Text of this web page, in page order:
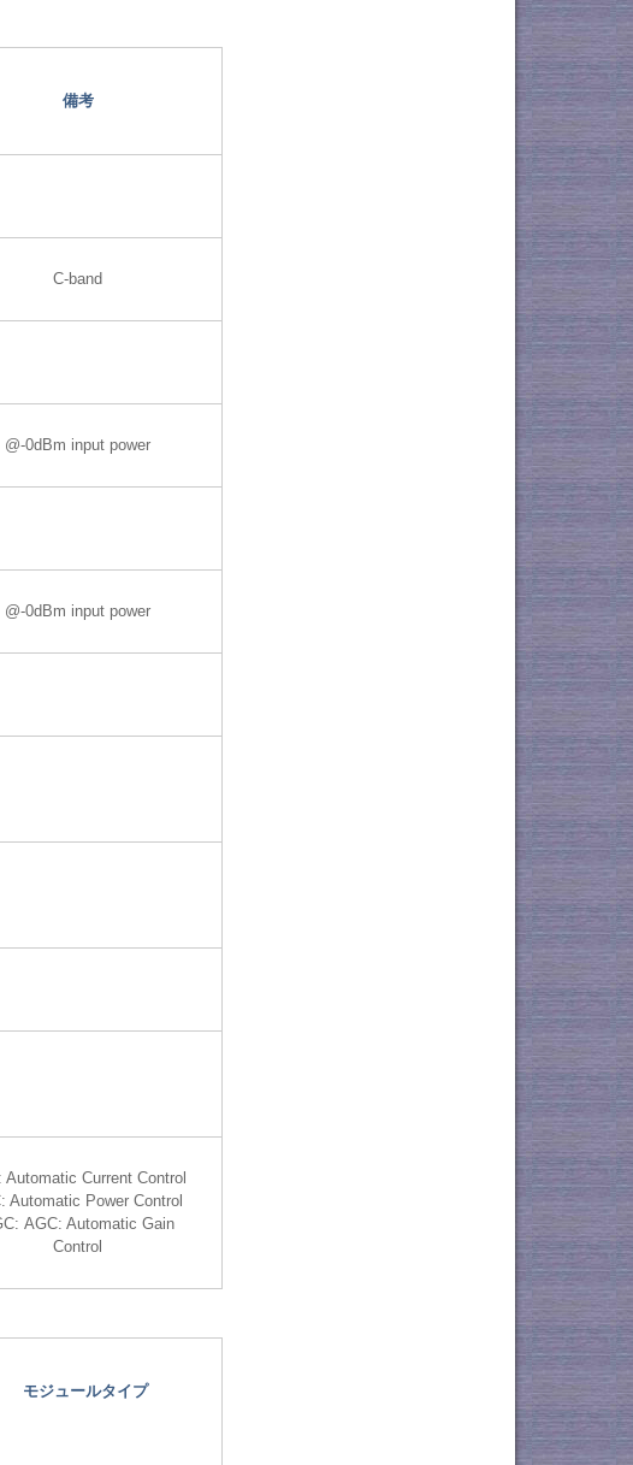
備考
C-band
@-0dBm input power
@-0dBm input power
Automatic Current Control
Automatic Power Control
AGC: Automatic Gain
Control
モジュールタイプ